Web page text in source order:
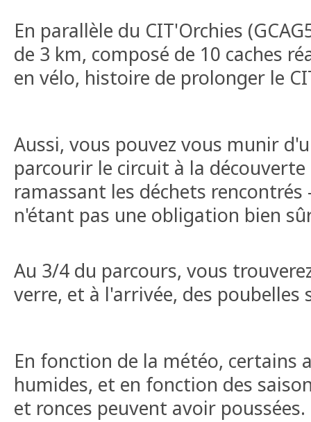
En parallèle du CIT'Orchies
de 3 km, composé de 10 caches
en vélo, histoire de prolonger le
Aussi, vous pouvez vous munir
parcourir le circuit à la
ramassant les déchets rencontrés
n'étant pas une obligation bien
Au 3/4 du parcours, vous
verre, et à l'arrivée, des poubelles
En fonction de la météo, certains
humides, et en fonction des
et ronces peuvent avoir poussées.